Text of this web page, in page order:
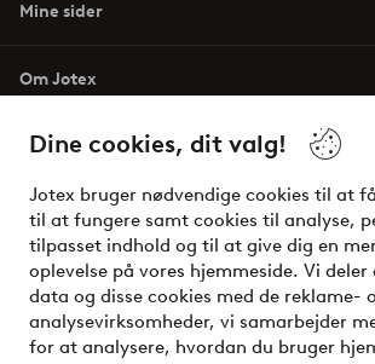
Dine cookies, dit valg!
Jotex bruger nødvendige cookies til at
til at fungere samt cookies til analyse,
tilpasset indhold og til at give dig en
oplevelse på vores hjemmeside. Vi deler
data og disse cookies med de reklame-
analysevirksomheder, vi samarbejder
for at analysere, hvordan du bruger
Mine sider
Om Jotex
Vilkår
Venner
Sikre betalinger - betal nu eller
Vil du vide mere om vores